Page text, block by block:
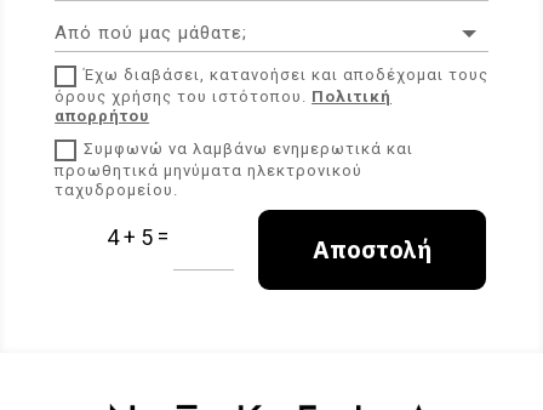
Έχω διαβάσει, κατανοήσει και αποδέχομαι τους
όρους χρήσης του ιστότοπου. Πολιτική
απορρήτου
Συμφωνώ να λαμβάνω ενημερωτικά και
προωθητικά μηνύματα ηλεκτρονικού
ταχυδρομείου.
4 + 5 = Αποστολή